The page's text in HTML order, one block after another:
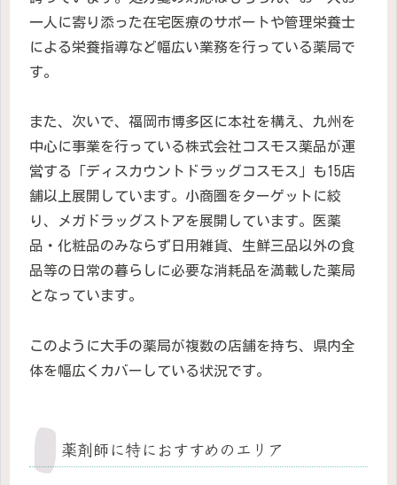
一人に寄り添った在宅医療のサポートや管理栄養士
による栄養指導など幅広い業務を行っている薬局で
す。
また、次いで、福岡市博多区に本社を構え、九州を
中心に事業を行っている株式会社コスモス薬品が運
営する「ディスカウントドラッグコスモス」も15店
舗以上展開しています。小商圏をターゲットに絞
り、メガドラッグストアを展開しています。医薬
品・化粧品のみならず日用雑貨、生鮮三品以外の食
品等の日常の暮らしに必要な消耗品を満載した薬局
となっています。
このように大手の薬局が複数の店舗を持ち、県内全
体を幅広くカバーしている状況です。
薬剤師に特におすすめのエリア